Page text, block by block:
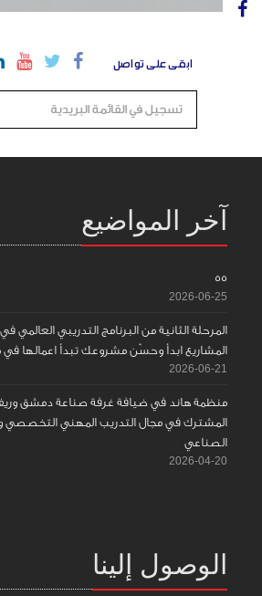
ابقى على تواصل
آخر المواضيع
55
2026-06-25
المرحلة الثانية من البرنامج التدريبي العالمي
المشاريع ابدأ وحسّن مشروعك تبدأ اعمالها في
2026-06-21
منظمة هاند في ضيافة غرفة صناعة دمشق
المشترك في مجال التدريب المهني التخصصي
الصناعي
2026-04-20
الوصول إلينا